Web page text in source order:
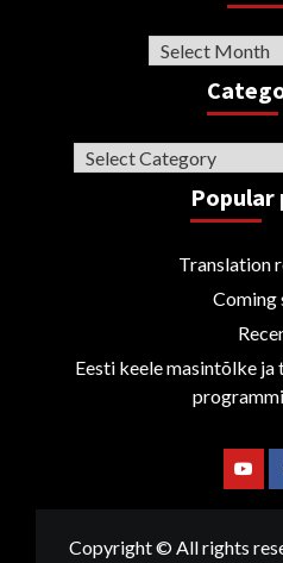
Archive
Categories
Popular
Translation
Coming
Eesti keele masintõlke
Copyright © All rights